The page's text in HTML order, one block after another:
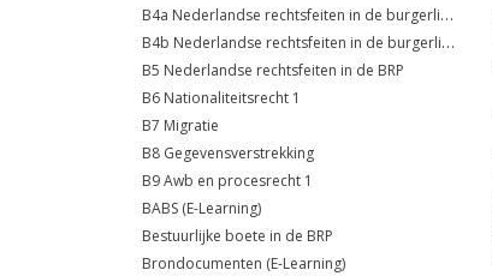
B4a Nederlandse rechtsfeiten in de burgerlijke stand
B4b Nederlandse rechtsfeiten in de burgerlijke stand
B5 Nederlandse rechtsfeiten in de BRP
B6 Nationaliteitsrecht 1
B7 Migratie
B8 Gegevensverstrekking
B9 Awb en procesrecht 1
BABS (E-Learning)
Bestuurlijke boete in de BRP
Brondocumenten (E-Learning)